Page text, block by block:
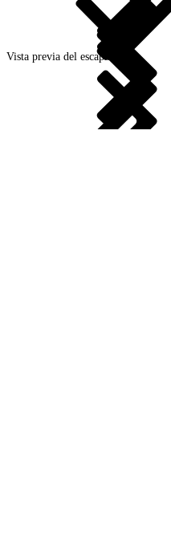
Vista previa del escaparate